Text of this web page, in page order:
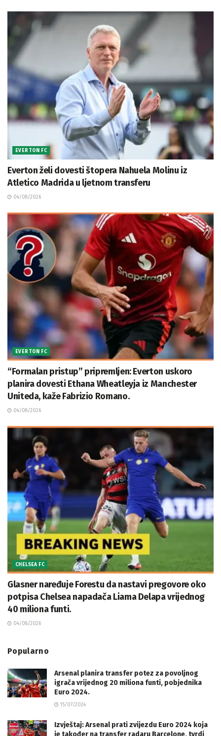
EVERTON FC
Everton želi dovesti štopera Nahuela Molinu iz
Atletico Madrida u ljetnom transferu
04/08/2026
EVERTON FC
“Formalan pristup” pripremljen: Everton uskoro
planira dovesti Ethana Wheatleyja iz Manchester
Uniteda, kaže Fabrizio Romano.
04/08/2026
CHELSEA FC
Glasner naređuje Forestu da nastavi pregovore oko
potpisa Chelsea napadača Liama Delapa vrijednog
40 miliona funti.
04/08/2026
Popularno
Arsenal planira transfer potez za povoljnog
igrača vrijednog 20 miliona funti, pobjednika
Euro 2024.
15/07/2024
Izvještaj: Arsenal prati zvijezdu Euro 2024 koja